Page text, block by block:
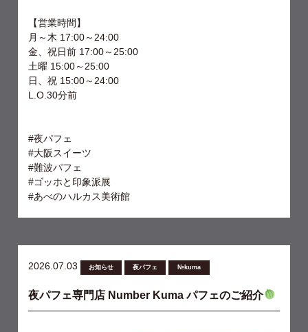
【営業時間】
月～木 17:00～24:00
金、祝日前 17:00～25:00
土曜 15:00～25:00
日、祝 15:00～24:00
L.O.30分前
#夜パフェ
#大阪スイーツ
#難波パフェ
#ゴッホと印象派展
#あべのハルカス美術館
2026.07.03 お知らせ 夜パフェ №kuma
夜パフェ専門店 Number Kuma パフェのご紹介